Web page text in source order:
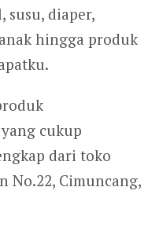
susu, diaper,
hingga produk
cukup
dari toko
No.22, Cimuncang,